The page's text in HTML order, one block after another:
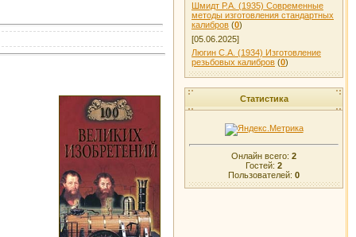
Шмидт Р.А. (1935) Современные
методы изготовления стандартных
калибров (0)
[05.06.2025]
Люгин С.А. (1934) Изготовление
резьбовых калибров (0)
Статистика
Онлайн всего: 2
Гостей: 2
Пользователей: 0